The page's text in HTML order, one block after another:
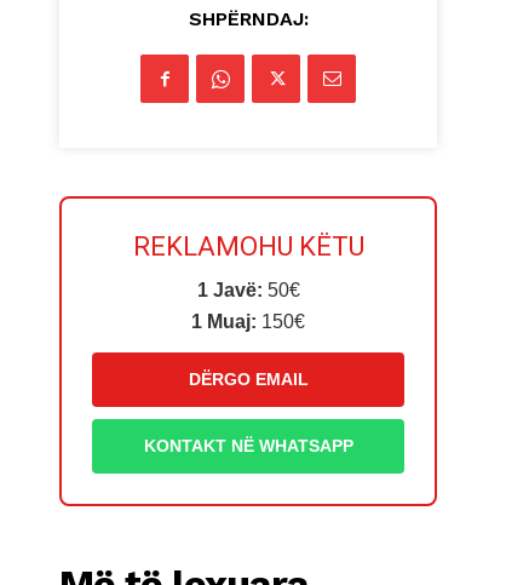
SHPËRNDAJ:
REKLAMOHU KËTU
1 Javë: 50€
1 Muaj: 150€
DËRGO EMAIL
KONTAKT NË WHATSAPP